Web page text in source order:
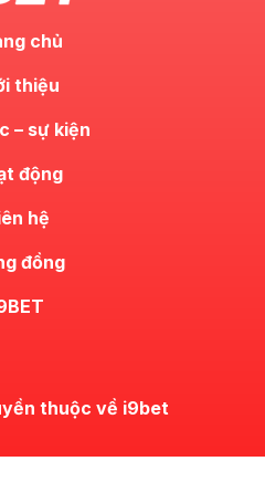
chủ
thiệu
– sự kiện
động
hệ
đồng
thuộc về i9bet